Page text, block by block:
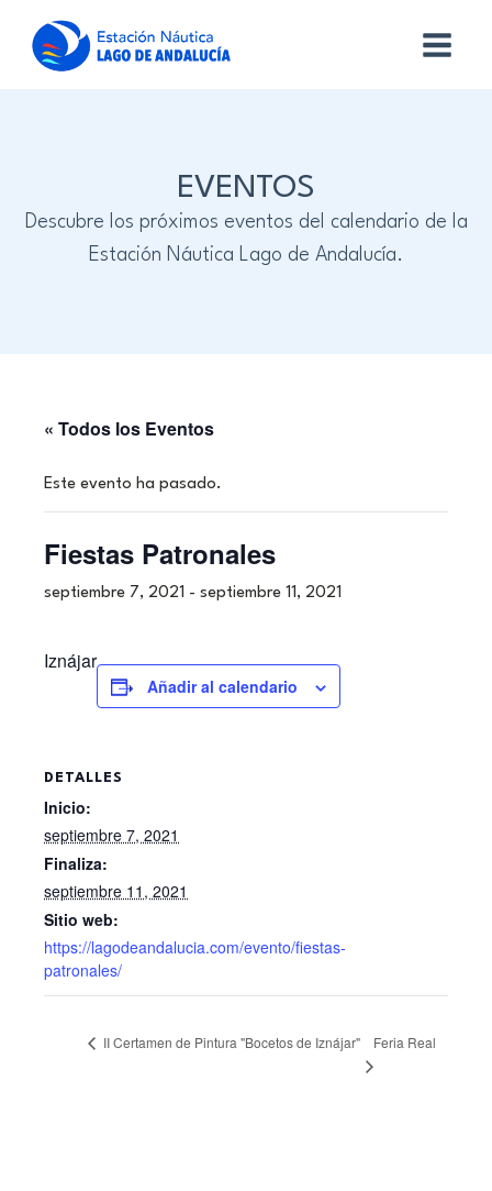
EVENTOS
Descubre los próximos eventos del calendario de la
Estación Náutica Lago de Andalucía.
« Todos los Eventos
Este evento ha pasado.
Fiestas Patronales
septiembre 7, 2021 - septiembre 11, 2021
Iznájar
Añadir al calendario
DETALLES
Inicio:
septiembre 7, 2021
Finaliza:
septiembre 11, 2021
Sitio web:
https://lagodeandalucia.com/evento/fiestas-
patronales/
II Certamen de Pintura "Bocetos de Iznájar" Feria Real